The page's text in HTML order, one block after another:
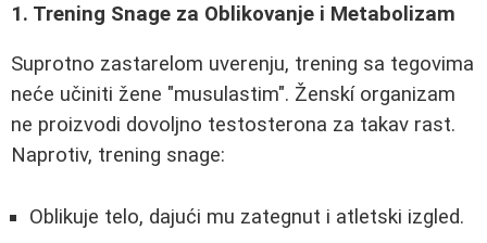
1. Trening Snage za Oblikovanje i Metabolizam
Suprotno zastarelom uverenju, trening sa tegovima
neće učiniti žene "musulastim". Ženskí organizam
ne proizvodi dovoljno testosterona za takav rast.
Naprotiv, trening snage:
Oblikuje telo, dajući mu zategnut i atletski izgled.